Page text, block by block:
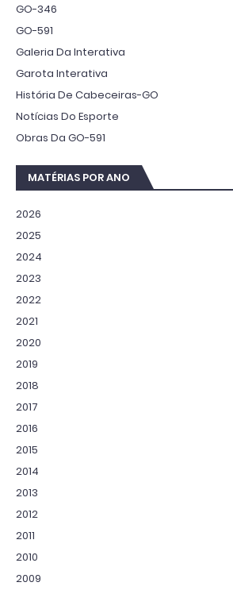
GO-346
GO-591
Galeria Da Interativa
Garota Interativa
História De Cabeceiras-GO
Notícias Do Esporte
Obras Da GO-591
MATÉRIAS POR ANO
2026
2025
2024
2023
2022
2021
2020
2019
2018
2017
2016
2015
2014
2013
2012
2011
2010
2009